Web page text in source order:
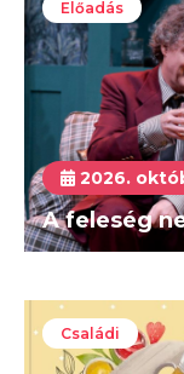
Előadás
2026.
A feleség
Családi